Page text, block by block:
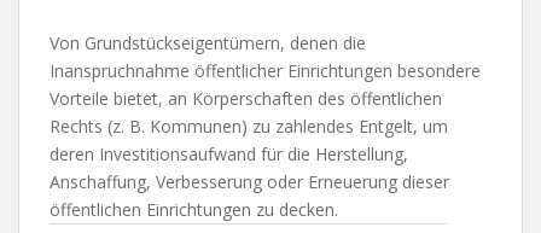
Von Grundstückseigentümern, denen die
Inanspruchnahme öffentlicher Einrichtungen besondere
Vorteile bietet, an Körperschaften des öffentlichen
Rechts (z. B. Kommunen) zu zahlendes Entgelt, um
deren Investitionsaufwand für die Herstellung,
Anschaffung, Verbesserung oder Erneuerung dieser
öffentlichen Einrichtungen zu decken.